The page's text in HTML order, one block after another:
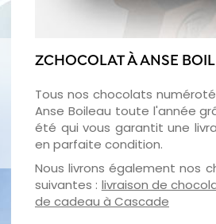
ZCHOCOLAT À ANSE
Tous nos chocolats
Anse Boileau toute l'année
été qui vous garantit une
en parfaite condition.
Nous livrons également nos
suivantes : livraison de
de cadeau à Cascade